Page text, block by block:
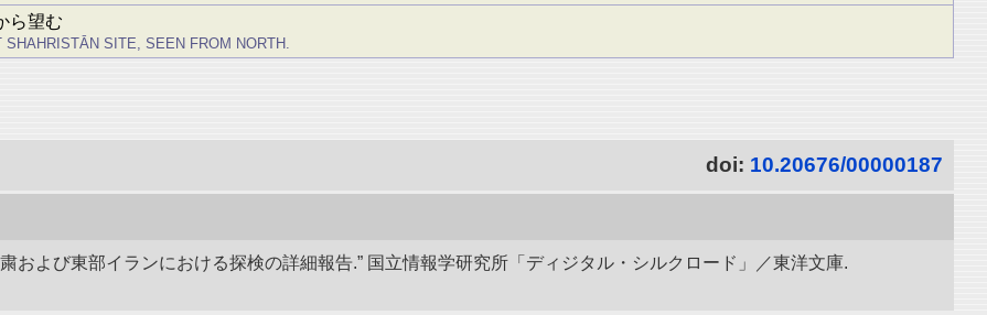
ら望む
SHAHRISTĀN SITE, SEEN FROM NORTH.
doi: 10.20676/00000187
および東部イランにおける探検の詳細報告.” 国立情報学研究所「ディジタル・シルクロード」／東洋文庫.